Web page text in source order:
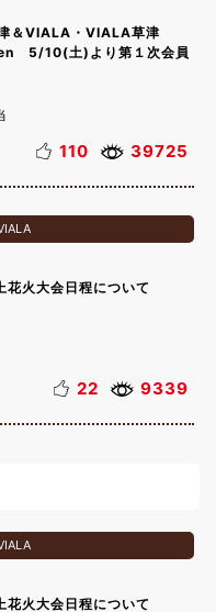
津＆VIALA・VIALA草津
5/10(土)より第１次会員
110 39725
火大会日程について
22 9339
火大会日程について